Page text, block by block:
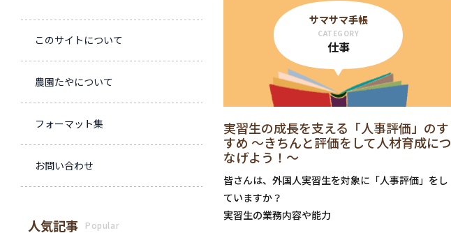
このサイトについて
農園たやについて
フォーマット集
お問い合わせ
人気記事 Popular
サマサマ手帳
CATEGORY
仕事
実習生の成長を支える「人事評価」のす
すめ ～きちんと評価をして人材育成につ
なげよう！～
皆さんは、外国人実習生を対象に「人事評価」をし
ていますか？
実習生の業務内容や能力